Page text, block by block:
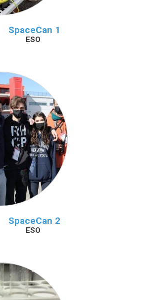
SpaceCan 1
ESO
SpaceCan 2
ESO